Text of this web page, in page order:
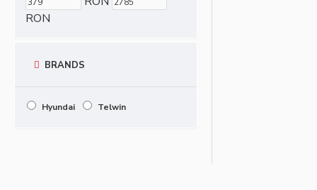
RON
BRANDS
Hyundai Telwin